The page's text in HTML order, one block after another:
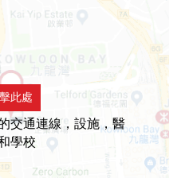
此處
交通連線，設施，醫
學校